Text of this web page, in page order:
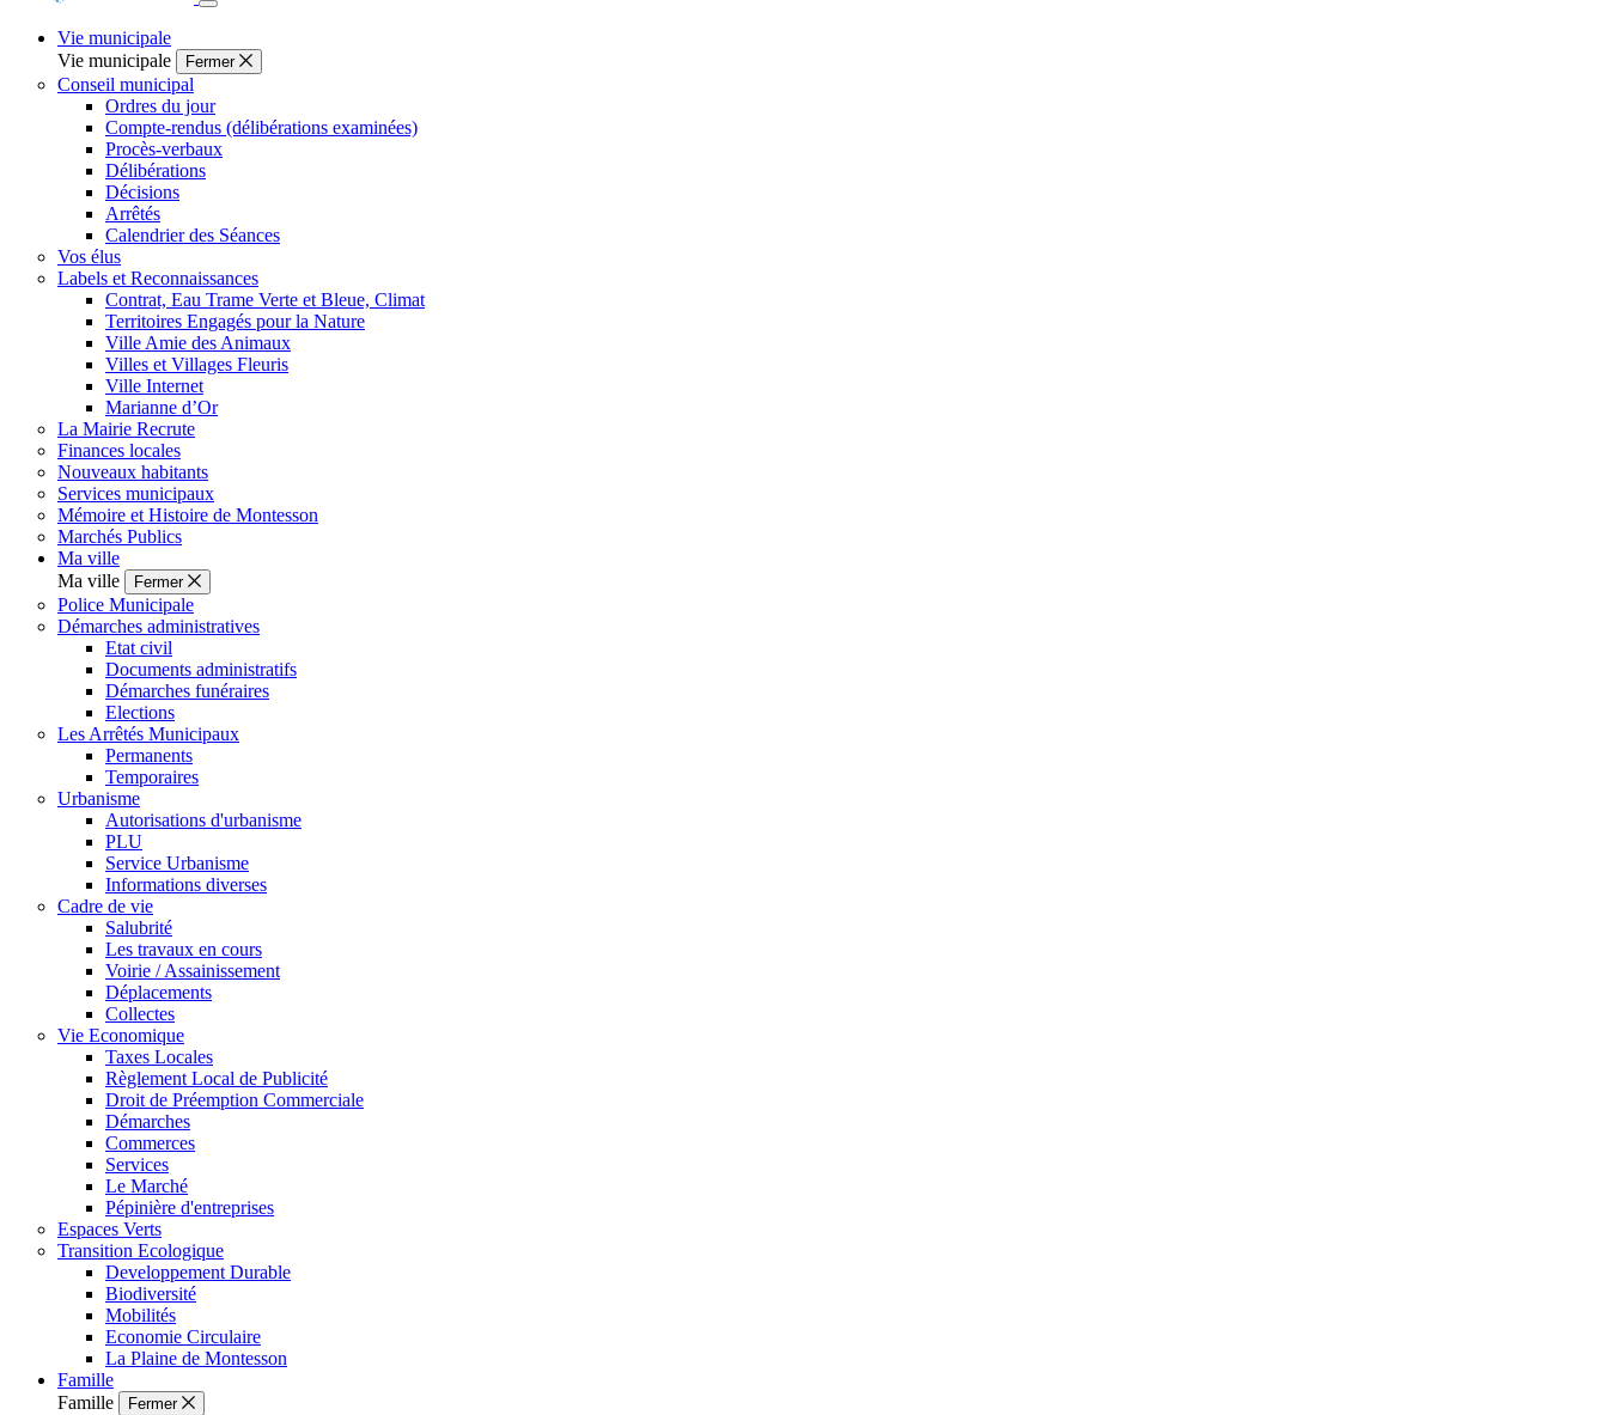
Vie municipale
Vie municipale
Fermer
Conseil municipal
Ordres du jour
Compte-rendus (délibérations examinées)
Procès-verbaux
Délibérations
Décisions
Arrêtés
Calendrier des Séances
Vos élus
Labels et Reconnaissances
Contrat, Eau Trame Verte et Bleue, Climat
Territoires Engagés pour la Nature
Ville Amie des Animaux
Villes et Villages Fleuris
Ville Internet
Marianne d’Or
La Mairie Recrute
Finances locales
Nouveaux habitants
Services municipaux
Mémoire et Histoire de Montesson
Marchés Publics
Ma ville
Ma ville
Fermer
Police Municipale
Démarches administratives
Etat civil
Documents administratifs
Démarches funéraires
Elections
Les Arrêtés Municipaux
Permanents
Temporaires
Urbanisme
Autorisations d'urbanisme
PLU
Service Urbanisme
Informations diverses
Cadre de vie
Salubrité
Les travaux en cours
Voirie / Assainissement
Déplacements
Collectes
Vie Economique
Taxes Locales
Règlement Local de Publicité
Droit de Préemption Commerciale
Démarches
Commerces
Services
Le Marché
Pépinière d'entreprises
Espaces Verts
Transition Ecologique
Developpement Durable
Biodiversité
Mobilités
Economie Circulaire
La Plaine de Montesson
Famille
Famille
Fermer